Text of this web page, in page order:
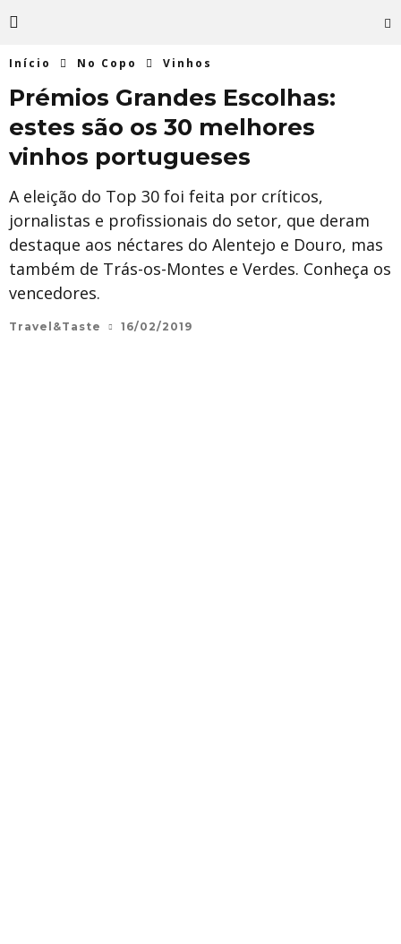
Início No Copo Vinhos
Prémios Grandes Escolhas:
estes são os 30 melhores
vinhos portugueses
A eleição do Top 30 foi feita por críticos,
jornalistas e profissionais do setor, que deram
destaque aos néctares do Alentejo e Douro, mas
também de Trás-os-Montes e Verdes. Conheça os
vencedores.
Travel&Taste 16/02/2019